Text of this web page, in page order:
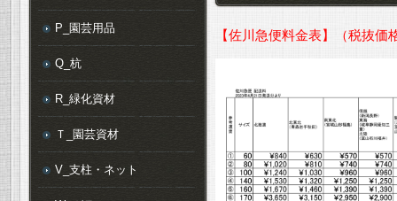
【佐川急便料金表】（税抜価
P_園芸用品
Q_杭
R_緑化資材
Ｔ_園芸資材
V_支柱・ネット